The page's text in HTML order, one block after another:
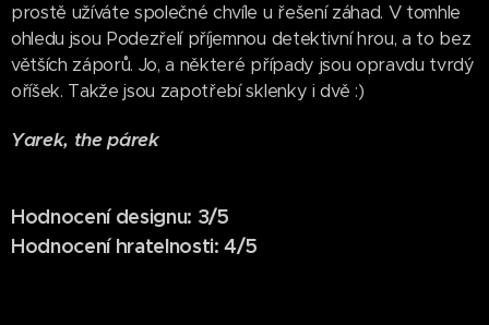
prostě užíváte společné chvíle u řešení záhad. V tomhle
ohledu jsou Podezřelí příjemnou detektivní hrou, a to bez
větších záporů. Jo, a některé případy jsou opravdu tvrdý
oříšek. Takže jsou zapotřebí sklenky i dvě :)
Yarek, the párek
Hodnocení designu: 3/5
Hodnocení hratelnosti: 4/5